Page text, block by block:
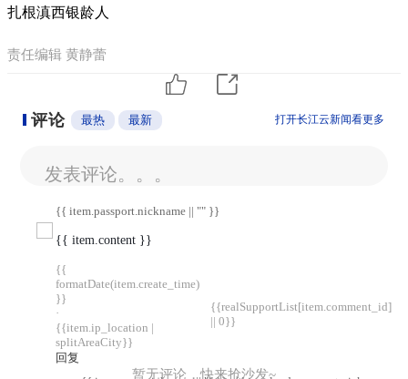
扎根滇西银龄人
责任编辑 黄静蕾
评论 最热 最新 打开长江云新闻看更多
发表评论。。。
{{ item.passport.nickname || "" }}
{{ item.content }}
{{
formatDate(item.create_time)
}}
·
{{item.ip_location |
splitAreaCity}}
回复
{{realSupportList[item.comment_id]
|| 0}}
暂无评论，快来抢沙发~